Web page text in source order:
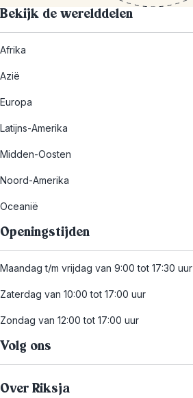
Bekijk de werelddelen
Afrika
Azië
Europa
Latijns-Amerika
Midden-Oosten
Noord-Amerika
Oceanië
Openingstijden
Maandag t/m vrijdag van 9:00 tot 17:30 uur
Zaterdag van 10:00 tot 17:00 uur
Zondag van 12:00 tot 17:00 uur
Volg ons
Over Riksja